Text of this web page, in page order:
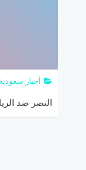
أخبار سعودية
النصر ضد